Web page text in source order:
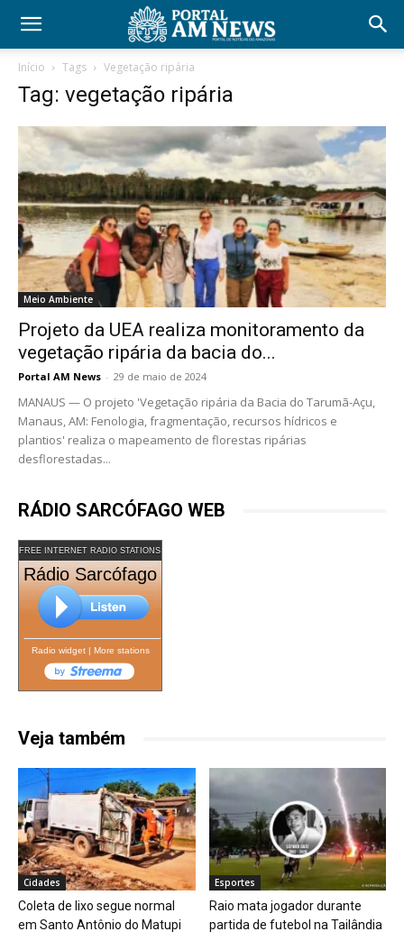
Início Tags Vegetação ripária
Tag: vegetação ripária
Meio Ambiente
Projeto da UEA realiza monitoramento da
vegetação ripária da bacia do...
Portal AM News - 29 de maio de 2024
MANAUS — O projeto 'Vegetação ripária da Bacia do Tarumã-Açu,
Manaus, AM: Fenologia, fragmentação, recursos hídricos e
plantios' realiza o mapeamento de florestas ripárias
desflorestadas...
RÁDIO SARCÓFAGO WEB
FREE INTERNET RADIO STATIONS
Rádio Sarcófago
Radio widget| More stations
Veja também
Cidades
Coleta de lixo segue normal
em Santo Antônio do Matupi
Esportes
Raio mata jogador durante
partida de futebol na Tailândia